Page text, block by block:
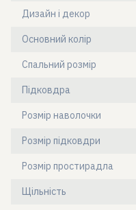
Дизайн і декор
Основний колір
Спальний розмір
Підковдра
Розмір наволочки
Розмір підковдри
Розмір простирадла
Щільність